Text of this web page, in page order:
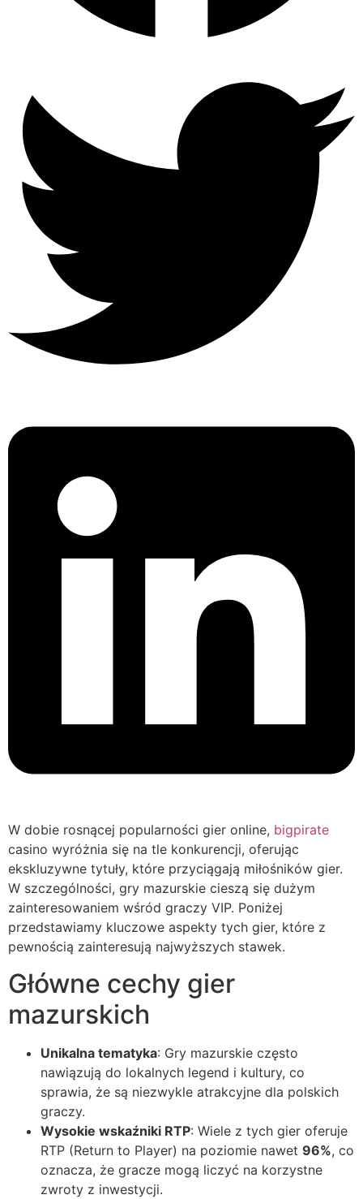
W dobie rosnącej popularności gier online, bigpirate
casino wyróżnia się na tle konkurencji, oferując
ekskluzywne tytuły, które przyciągają miłośników gier.
W szczególności, gry mazurskie cieszą się dużym
zainteresowaniem wśród graczy VIP. Poniżej
przedstawiamy kluczowe aspekty tych gier, które z
pewnością zainteresują najwyższych stawek.
Główne cechy gier
mazurskich
Unikalna tematyka: Gry mazurskie często
nawiązują do lokalnych legend i kultury, co
sprawia, że są niezwykle atrakcyjne dla polskich
graczy.
Wysokie wskaźniki RTP: Wiele z tych gier oferuje
RTP (Return to Player) na poziomie nawet 96%, co
oznacza, że gracze mogą liczyć na korzystne
zwroty z inwestycji.